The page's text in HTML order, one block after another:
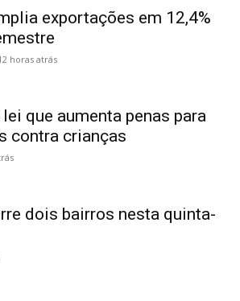
exportações em 12,4%
horas atrás
que aumenta penas para
contra crianças
dois bairros nesta quinta-